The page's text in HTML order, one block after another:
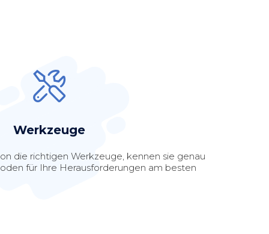
Werkzeuge
die richtigen Werkzeuge, kennen sie genau
für Ihre Herausforderungen am besten